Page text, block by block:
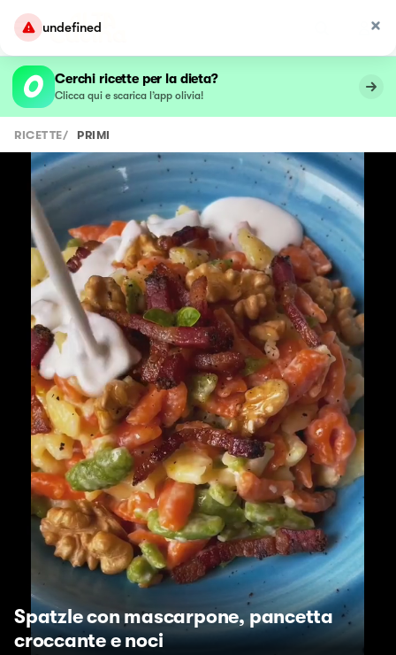
undefined
Cerchi ricette per la dieta?
Clicca qui e scarica l’app olivia!
RICETTE/ PRIMI
Spatzle con mascarpone, pancetta
croccante e noci